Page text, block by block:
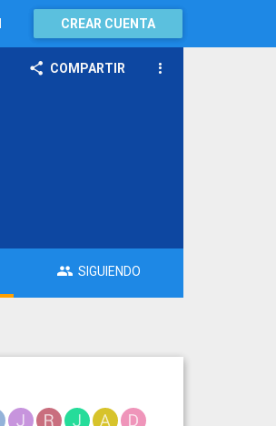
CREAR CUENTA
COMPARTIR
SIGUIENDO